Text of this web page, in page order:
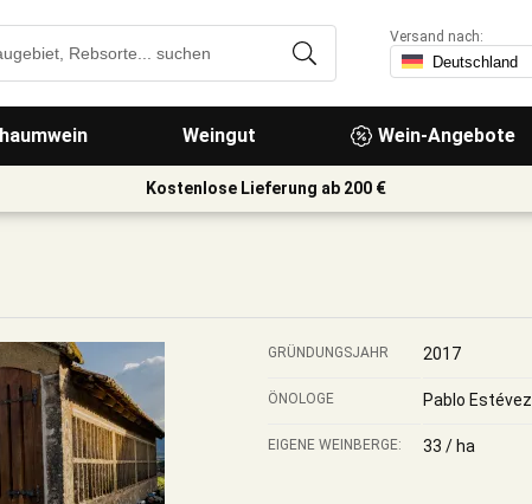
Weingut Wein-Angebote
Versand nach:
Kostenlose Lieferung ab 200 €
GRÜNDUNGSJAHR 2017
ÖNOLOGE Pablo Estévez
EIGENE WEINBERGE: 33 / ha